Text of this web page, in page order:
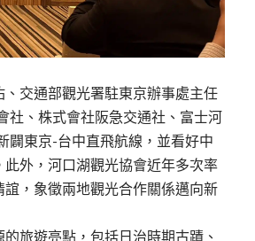
交通部觀光署駐東京辦事處主任
社、株式會社阪急交通社、富士河
闢東京-台中直飛航線，並看好中
外，河口湖觀光協會近年多次率
，象徵兩地觀光合作關係邁向新
旅遊亮點，包括日治時期古蹟、